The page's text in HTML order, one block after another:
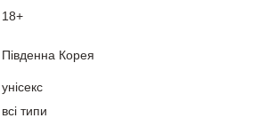
18+
Південна Корея
унісекс
всі типи